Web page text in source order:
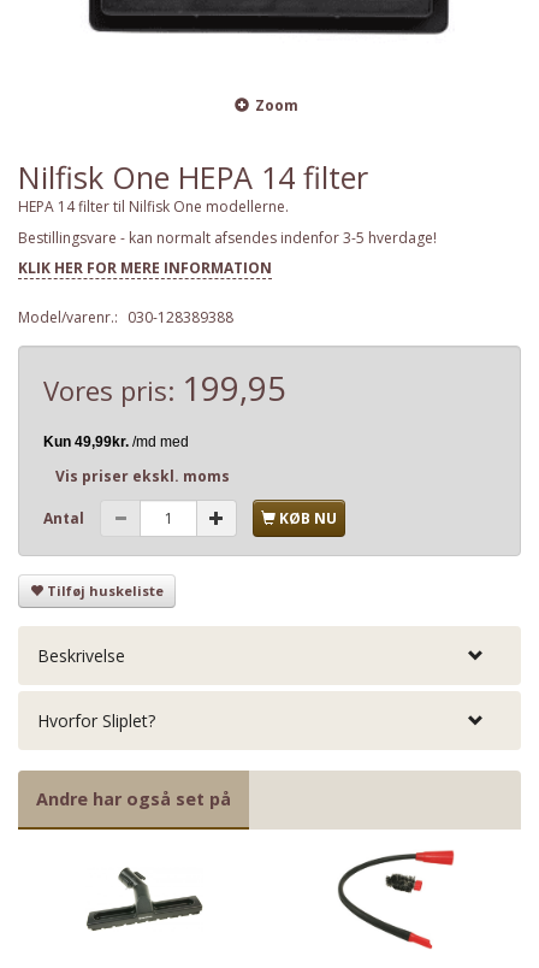
Zoom
Nilfisk One HEPA 14 filter
HEPA 14 filter til Nilfisk One modellerne.
Bestillingsvare - kan normalt afsendes indenfor 3-5 hverdage!
KLIK HER FOR MERE INFORMATION
Model/varenr.: 030-128389388
Vores pris: 199,95
Vis priser ekskl. moms
Antal KØB NU
Tilføj huskeliste
Beskrivelse
Hvorfor Sliplet?
Andre har også set på